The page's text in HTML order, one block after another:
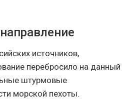
источников,
перебросило на данный
штурмовые
морской пехоты.